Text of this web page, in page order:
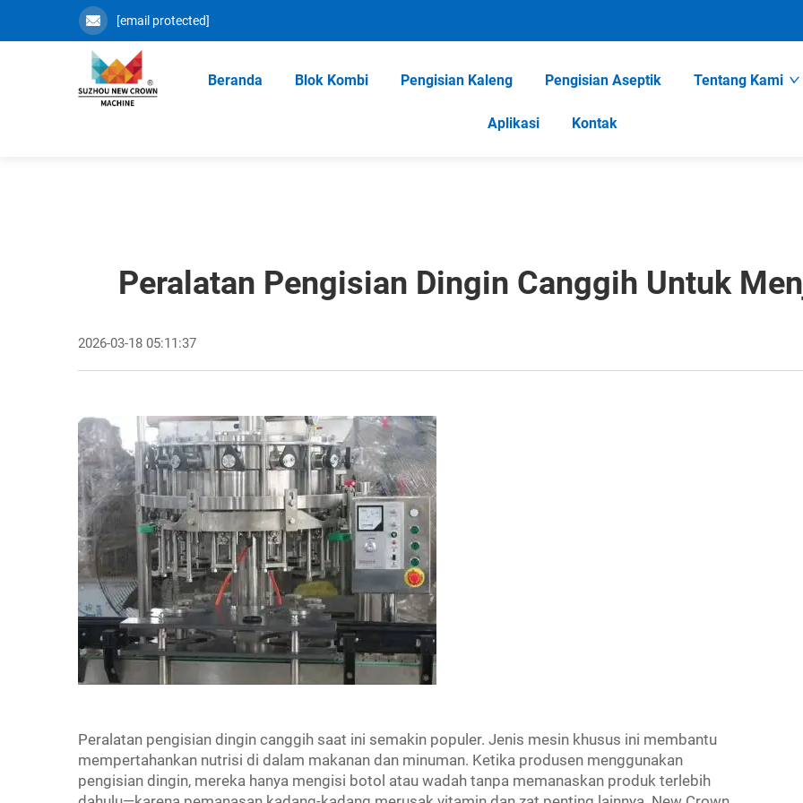
[email protected]
Beranda Blok Kombi Pengisian Kaleng Pengisian Aseptik Tentang Kami
Aplikasi Kontak
Peralatan Pengisian Dingin Canggih Untuk
2026-03-18 05:11:37
Peralatan pengisian dingin canggih saat ini semakin populer. Jenis mesin khusus ini membantu
mempertahankan nutrisi di dalam makanan dan minuman. Ketika produsen menggunakan
pengisian dingin, mereka hanya mengisi botol atau wadah tanpa memanaskan produk terlebih